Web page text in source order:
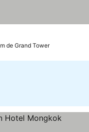
de Grand Tower